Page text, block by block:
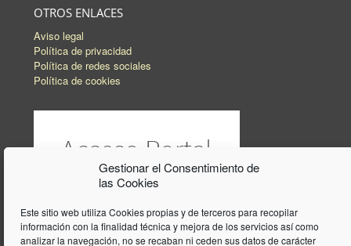
Gestionar el Consentimiento de
las Cookies
Este sitio web utiliza Cookies propias y de terceros para recopilar
información con la finalidad técnica y mejora de los servicios así como
analizar la navegación, no se recaban ni ceden sus datos de carácter
OTROS ENLACES
Aviso legal
Política de privacidad
Política de redes sociales
Política de cookies